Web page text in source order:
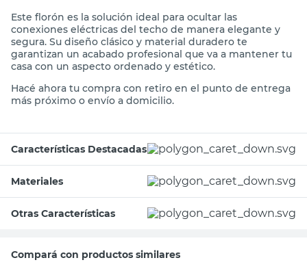
Este florón es la solución ideal para ocultar las
conexiones eléctricas del techo de manera elegante y
segura. Su diseño clásico y material duradero te
garantizan un acabado profesional que va a mantener tu
casa con un aspecto ordenado y estético.
Hacé ahora tu compra con retiro en el punto de entrega
más próximo o envío a domicilio.
Características Destacadas
Materiales
Otras Características
Compará con productos similares